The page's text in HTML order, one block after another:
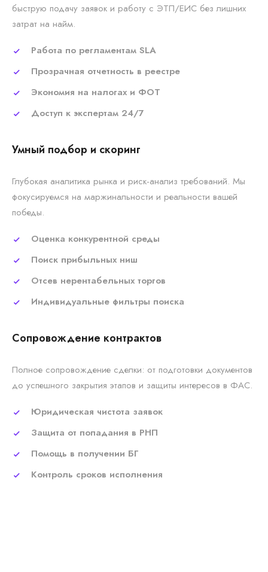
быструю подачу заявок и работу с ЭТП/ЕИС без лишних
затрат на найм.
Работа по регламентам SLA
Прозрачная отчетность в реестре
Экономия на налогах и ФОТ
Доступ к экспертам 24/7
Умный подбор и скоринг
Глубокая аналитика рынка и риск-анализ требований. Мы
фокусируемся на маржинальности и реальности вашей
победы.
Оценка конкурентной среды
Поиск прибыльных ниш
Отсев нерентабельных торгов
Индивидуальные фильтры поиска
Сопровождение контрактов
Полное сопровождение сделки: от подготовки документов
до успешного закрытия этапов и защиты интересов в ФАС.
Юридическая чистота заявок
Защита от попадания в РНП
Помощь в получении БГ
Контроль сроков исполнения